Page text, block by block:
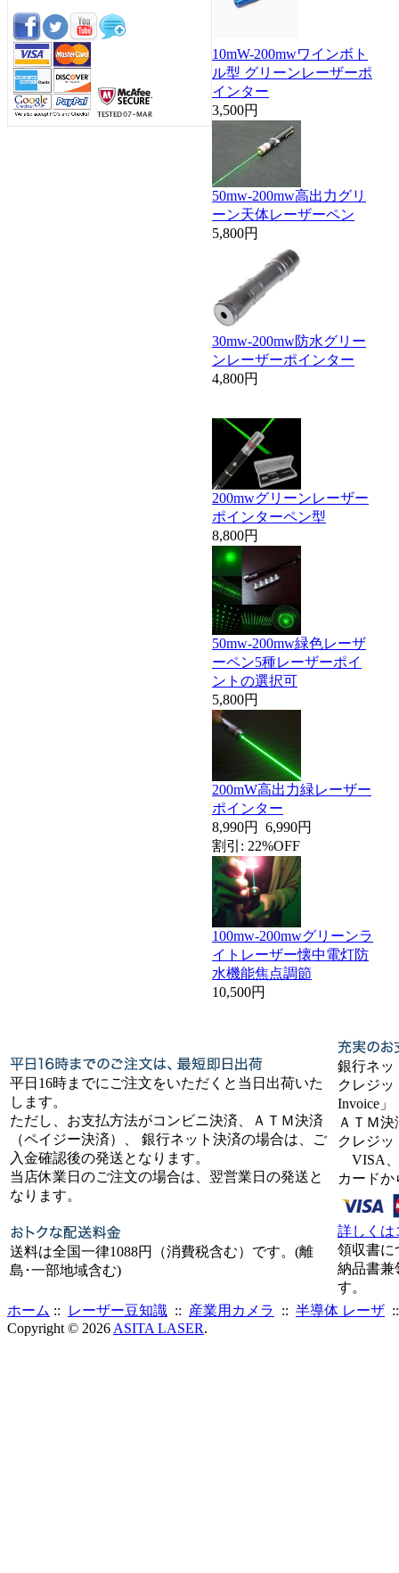
10mW-200mwワインボト
ル型 グリーンレーザーポ
インター
3,500円
50mw-200mw高出力グリ
ーン天体レーザーペン
5,800円
30mw-200mw防水グリー
ンレーザーポインター
4,800円
200mwグリーンレーザー
ポインターペン型
8,800円
50mw-200mw緑色レーザ
ーペン5種レーザーポイ
ントの選択可
5,800円
200mW高出力緑レーザー
ポインター
8,990円
6,990円
割引: 22%OFF
100mw-200mwグリーンラ
イトレーザー懐中電灯防
水機能焦点調節
10,500円
平日16時までにご注文をいただくと当日出荷いた
します。
ただし、お支払方法がコンビニ決済、ＡＴＭ決済
（ペイジー決済）、 銀行ネット決済の場合は、ご
入金確認後の発送となります。
当店休業日のご注文の場合は、翌営業日の発送と
なります。
送料は全国一律1088円（消費税含む）です。(離
島･一部地域含む)
銀行ネッ
クレジッ
Invoice」
ＡＴＭ
クレジッ
VISA、
カード
詳しくは
領収書に
納品書兼
す。
ホーム :: レーザー豆知識 :: 産業用カメラ :: 半導体 レーザ
Copyright © 2026 ASITA LASER.